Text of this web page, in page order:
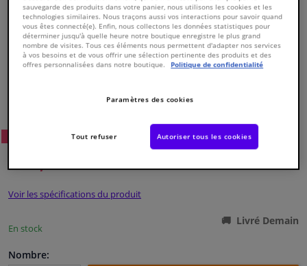
Fenêtres & accessoires
Intérieur & ameublement
Styling & Performance
Nettoyage & protection
Atelier & outils
22019
Prix conseillé: € 36,
€ 16,
Voir les spécifications du produit
En stock
Livré Demain
Nombre:
sauvegarde des produits dans votre panier, nous utilisons les cookies et les
technologies similaires. Nous traçons aussi vos interactions pour savoir quand
vous êtes connecté(e). Enfin, nous collectons les données statistiques pour
déterminer jusqu'à quelle heure notre boutique enregistre le plus grand
nombre de visites. Tous ces éléments nous permettent d'adapter nos services
à vos besoins et de vous offrir une sélection pertinente des produits et des
offres personnalisées dans notre boutique.
Politique de confidentialité
Paramètres des cookies
Tout refuser Autoriser tous les cookies